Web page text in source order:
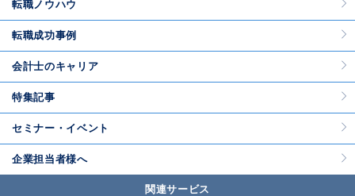
転職ノウハウ
転職成功事例
会計士のキャリア
特集記事
セミナー・イベント
企業担当者様へ
関連サービス